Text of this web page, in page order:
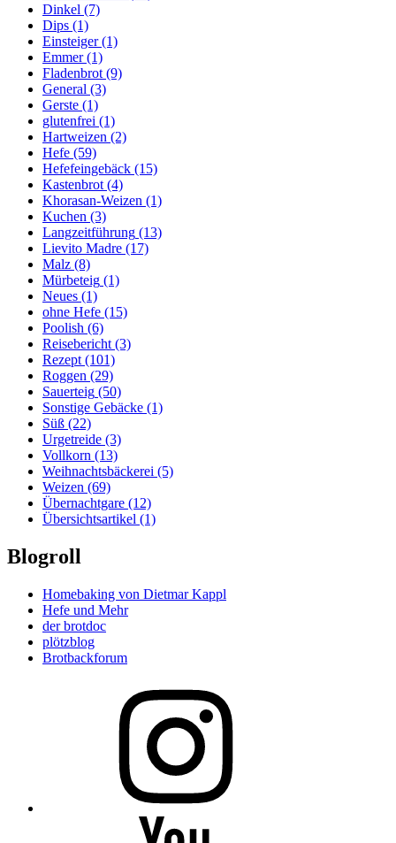
Dinkel (7)
Dips (1)
Einsteiger(1)
Emmer(1)
Fladenbrot (9)
General (3)
Gerste (1)
glutenfrei (1)
Hartweizen (2)
Hefe (59)
Hefefeingebäck (15)
Kastenbrot (4)
Khorasan-Weizen (1)
Kuchen (3)
Langzeitführung (13)
Lievito Madre (17)
Malz (8)
Mürbeteig (1)
Neues (1)
ohne Hefe (15)
Poolish (6)
Reisebericht (3)
Rezept (101)
Roggen (29)
Sauerteig (50)
Sonstige Gebäcke (1)
Süß (22)
Urgetreide (3)
Vollkorn (13)
Weihnachtsbäckerei (5)
Weizen (69)
Übernachtgare (12)
Übersichtsartikel (1)
Blogroll
Homebaking von Dietmar Kappl
Hefe und Mehr
der brotdoc
plötzblog
Brotbackforum